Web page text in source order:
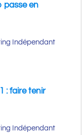
passe en
Indépendant
: faire tenir
Indépendant